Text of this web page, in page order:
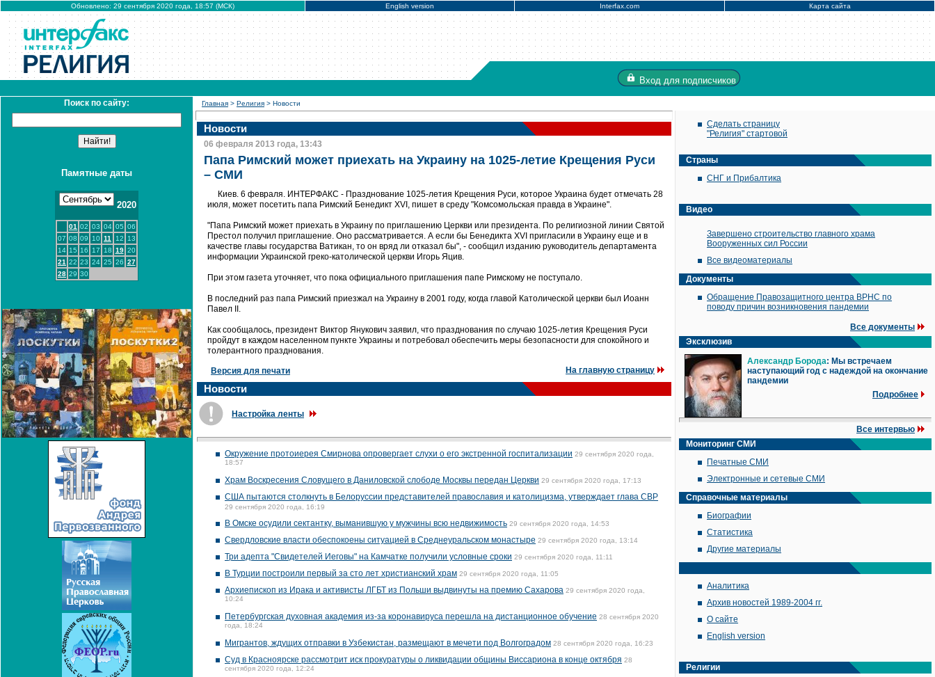
Обновлено: 29 сентября 2020 года, 18:57 (МСК) English version Interfax.com Карта сайта
Вход для подписчиков
Поиск по сайту:
Памятные даты
2020
01 02 03 04 05 06
07 08 09 10 11 12
13
14 15 16 17 18 19 20
21 22 23 24 25 26 27
28 29 30
Главная > Религия > Новости
Новости
06 февраля 2013 года, 13:43
Папа Римский может приехать на Украину на 1025-летие Крещения Руси
– СМИ
Киев. 6 февраля. ИНТЕРФАКС - Празднование 1025-летия Крещения Руси, которое Украина будет отмечать 28
июля, может посетить папа Римский Бенедикт XVI, пишет в среду "Комсомольская правда в Украине".
"Папа Римский может приехать в Украину по приглашению Церкви или президента. По религиозной линии Святой
Престол получил приглашение. Оно рассматривается. А если бы Бенедикта XVI пригласили в Украину еще и в
качестве главы государства Ватикан, то он вряд ли отказал бы", - сообщил изданию руководитель департамента
информации Украинской греко-католической церкви Игорь Яцив.
При этом газета уточняет, что пока официального приглашения папе Римскому не поступало.
В последний раз папа Римский приезжал на Украину в 2001 году, когда главой Католической церкви был Иоанн
Павел II.
Как сообщалось, президент Виктор Янукович заявил, что празднования по случаю 1025-летия Крещения Руси
пройдут в каждом населенном пункте Украины и потребовал обеспечить меры безопасности для спокойного и
толерантного празднования.
Версия для печати На главную страницу
Новости
Настройка ленты
Окружение протоиерея Смирнова опровергает слухи о его экстренной госпитализации 29 сентября 2020 года,
18:57
Храм Воскресения Словущего в Даниловской слободе Москвы передан Церкви 29 сентября 2020 года, 17:13
США пытаются столкнуть в Белоруссии представителей православия и католицизма, утверждает глава СВР
29 сентября 2020 года, 16:19
В Омске осудили сектантку, выманившую у мужчины всю недвижимость 29 сентября 2020 года, 14:53
Свердловские власти обеспокоены ситуацией в Среднеуральском монастыре 29 сентября 2020 года, 13:14
Три адепта "Свидетелей Иеговы" на Камчатке получили условные сроки 29 сентября 2020 года, 11:11
В Турции построили первый за сто лет христианский храм 29 сентября 2020 года, 11:05
Архиепископ из Ирака и активисты ЛГБТ из Польши выдвинуты на премию Сахарова 29 сентября 2020 года,
10:24
Петербургская духовная академия из-за коронавируса перешла на дистанционное обучение 28 сентября 2020
года, 18:24
Мигрантов, ждущих отправки в Узбекистан, размещают в мечети под Волгоградом 28 сентября 2020 года, 16:23
Суд в Красноярске рассмотрит иск прокуратуры о ликвидации общины Виссариона в конце октября 28
сентября 2020 года, 12:24
Сделать страницу
"Религия" стартовой
Страны
СНГ и Прибалтика
Видео
Завершено строительство главного храма
Вооруженных сил России
Все видеоматериалы
Документы
Обращение Правозащитного центра ВРНС по
поводу причин возникновения пандемии
Все документы
Эксклюзив
Александр Борода: Мы встречаем
наступающий год с надеждой на окончание
пандемии
Подробнее
Все интервью
Мониторинг СМИ
Печатные СМИ
Электронные и сетевые СМИ
Справочные материалы
Биографии
Статистика
Другие материалы
Аналитика
Архив новостей 1989-2004 гг.
О сайте
English version
Религии